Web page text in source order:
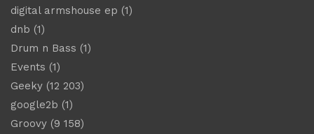
digital armshouse ep (1)
dnb (1)
Drum n Bass (1)
Events (1)
Geeky (12 203)
google2b (1)
Groovy (9 158)